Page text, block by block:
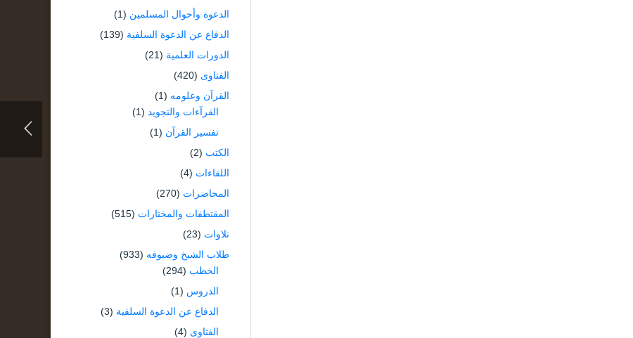
الدعوة وأحوال المسلمين (1)
الدفاع عن الدعوة السلفية (139)
الدورات العلمية (21)
الفتاوى (420)
القرآن وعلومه (1)
القرآءات والتجويد (1)
تفسير القرآن (1)
الكتب (2)
اللقاءات (4)
المحاضرات (270)
المقتطفات والمختارات (515)
تلاوات (23)
طلاب الشيخ وضيوفه (933)
الخطب (294)
الدروس (1)
الدفاع عن الدعوة السلفية (3)
الفتاوى (4)